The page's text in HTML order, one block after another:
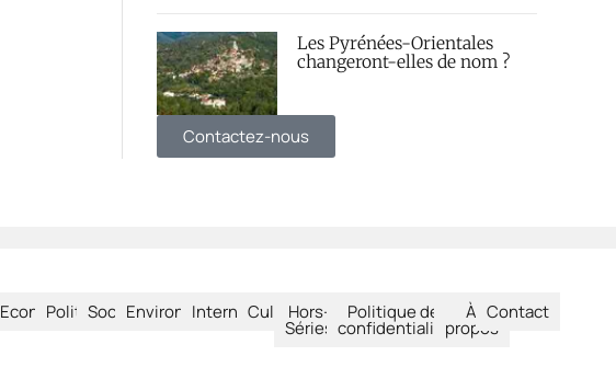
Les Pyrénées-Orientales
changeront-elles de nom ?
Contactez-nous
EconomiePolitiqueSociétéEnvironnementInternational
CultureHors-
Séries
Politique de
confidentialité
À
propos
Contact